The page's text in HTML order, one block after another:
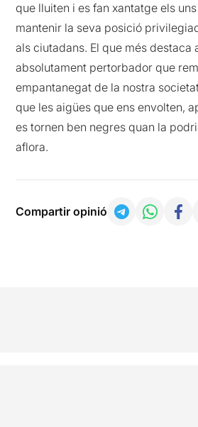
que lluiten i es fan xantatge els
mantenir la seva posició
als ciutadans. El que més destaca
absolutament pertorbador que
empantanegat de la nostra
que les aigües que ens envolten,
es tornen ben negres quan la
aflora.
Compartir opinió